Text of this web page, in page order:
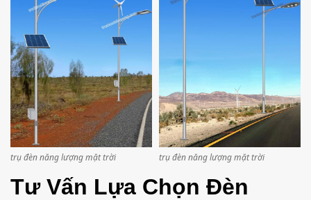
trụ đèn năng lượng mặt trời trụ đèn năng lượng mặt trời
Tư Vấn Lựa Chọn Đèn